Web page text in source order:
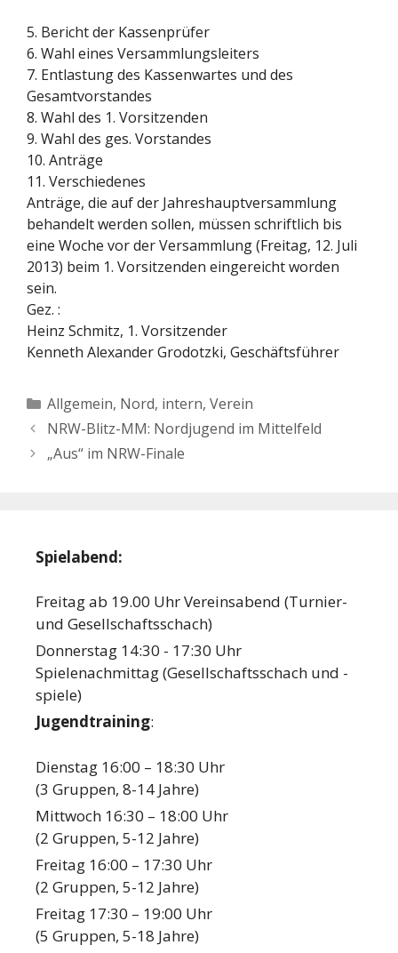
5. Bericht der Kassenprüfer
6. Wahl eines Versammlungsleiters
7. Entlastung des Kassenwartes und des
Gesamtvorstandes
8. Wahl des 1. Vorsitzenden
9. Wahl des ges. Vorstandes
10. Anträge
11. Verschiedenes
Anträge, die auf der Jahreshauptversammlung
behandelt werden sollen, müssen schriftlich bis
eine Woche vor der Versammlung (Freitag, 12. Juli
2013) beim 1. Vorsitzenden eingereicht worden
sein.
Gez. :
Heinz Schmitz, 1. Vorsitzender
Kenneth Alexander Grodotzki, Geschäftsführer
Kategorien
Allgemein, Nord, intern, Verein
NRW-Blitz-MM: Nordjugend im Mittelfeld
„Aus“ im NRW-Finale
Spielabend:
Freitag ab 19.00 Uhr Vereinsabend (Turnier-
und Gesellschaftsschach)
Donnerstag 14:30 - 17:30 Uhr
Spielenachmittag (Gesellschaftsschach und -
spiele)
Jugendtraining:
Dienstag 16:00 – 18:30 Uhr
(3 Gruppen, 8-14 Jahre)
Mittwoch 16:30 – 18:00 Uhr
(2 Gruppen, 5-12 Jahre)
Freitag 16:00 – 17:30 Uhr
(2 Gruppen, 5-12 Jahre)
Freitag 17:30 – 19:00 Uhr
(5 Gruppen, 5-18 Jahre)